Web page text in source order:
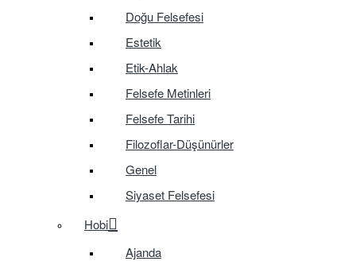
Doğu Felsefesi
Estetik
Etik-Ahlak
Felsefe Metinleri
Felsefe Tarihi
Filozoflar-Düşünürler
Genel
Siyaset Felsefesi
Hobi
Ajanda